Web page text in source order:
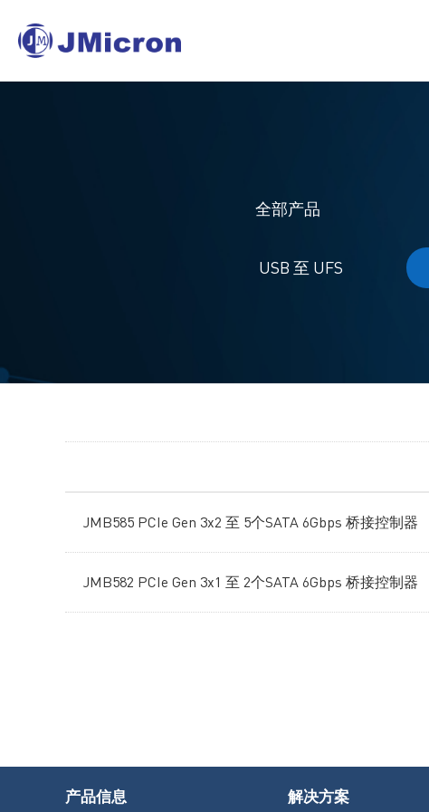
全部产品
USB 至 UFS
JMB585 PCIe Gen 3x2 至 5个SATA 6Gbps 桥接控制器
JMB582 PCIe Gen 3x1 至 2个SATA 6Gbps 桥接控制器
产品信息 解决方案